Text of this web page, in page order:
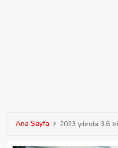
Ana Sayfa 2023 yılında 3.6